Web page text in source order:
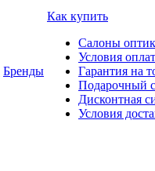
Бренды
Как купить
Салоны
Условия
Гарантия на
Подарочный
Дисконтная
Условия